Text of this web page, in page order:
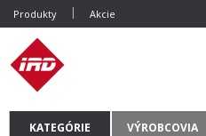
Produkty Akcie
KATEGÓRIE VÝROBCOVIA